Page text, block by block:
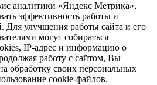
аналитики «Яндекс Метрика»,
эффективность работы и
Для улучшения работы сайта и его
могут собираться
IP-адрес и информацию о
работу с сайтом, Вы
обработку своих персональных
cookie-файлов.